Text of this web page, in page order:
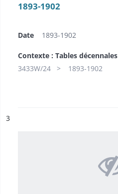
1893-1902
Date 1893-1902
Contexte : Tables décennales
3433W/24
1893-1902
n°
3